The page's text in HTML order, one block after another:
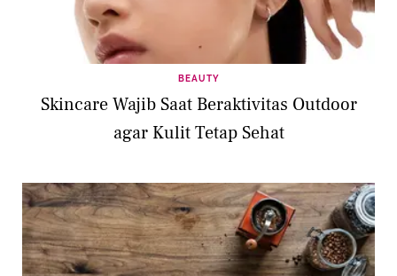
BEAUTY
Skincare Wajib Saat Beraktivitas Outdoor
agar Kulit Tetap Sehat